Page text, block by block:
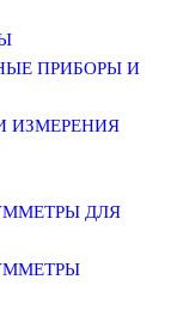
ПРИБОРЫ И
ИЗМЕРЕНИЯ
ДЛЯ